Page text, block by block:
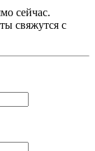
сейчас.
свяжутся с